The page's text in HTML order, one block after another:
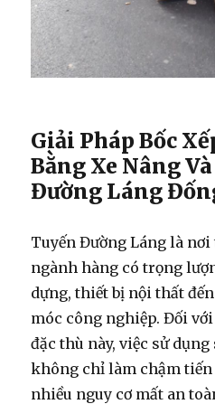
Giải Pháp Bốc
Bằng Xe Nâng
Đường Láng
Tuyến Đường Láng là nơi
ngành hàng có trọng
dựng, thiết bị nội thất
móc công nghiệp. Đối
đặc thù này, việc sử
không chỉ làm chậm tiến
nhiều nguy cơ mất an